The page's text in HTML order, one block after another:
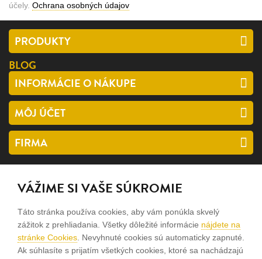
účely. Ochrana osobných údajov
PRODUKTY
BLOG
INFORMÁCIE O NÁKUPE
MÔJ ÚČET
FIRMA
SLEDUJTE NÁS
facebook
instagram
VÁŽIME SI VAŠE SÚKROMIE
Táto stránka používa cookies, aby vám ponúkla skvelý
zážitok z prehliadania. Všetky dôležité informácie nájdete na
stránke Cookies . Nevyhnuté cookies sú automaticky zapnuté.
Ak súhlasíte s prijatím všetkých cookies, ktoré sa nachádzajú